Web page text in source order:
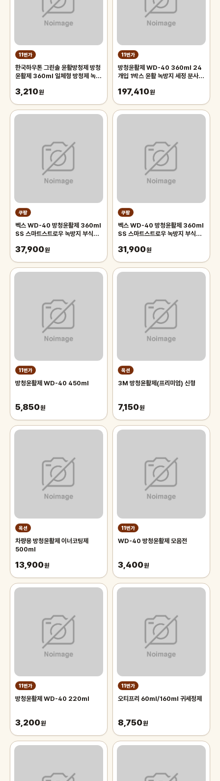
11번가
한국하우톤 그린솔 윤활방청제 방청
윤활제 360ml 일체형 방청제 녹방
3,210원
11번가
방청윤활제 WD-40 360ml 24
개입 1박스 윤활 녹방지 세정 분사형
197,410원
쿠팡
벡스 WD-40 방청윤활제 360ml
SS 스마트스트로우 녹방지 부식방
개
37,900원
쿠팡
벡스 WD-40 방청윤활제 360ml
SS 스마트스트로우 녹방지 부식방
개
31,900원
11번가
방청윤활제 WD-40 450ml
5,850원
옥션
3M 방청윤활제(프리미엄) 신형
7,150원
옥션
차량용 방청윤활제 이너코팅제
500ml
13,900원
11번가
WD-40 방청윤활제 모음전
3,400원
11번가
방청윤활제 WD-40 220ml
3,200원
11번가
오티프리 60ml/160ml 귀세정제
8,750원